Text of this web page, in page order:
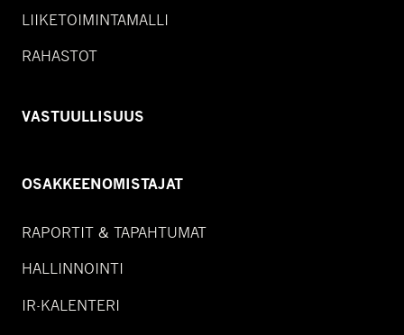
LIIKETOIMINTAMALLI
RAHASTOT
VASTUULLISUUS
OSAKKEENOMISTAJAT
RAPORTIT & TAPAHTUMAT
HALLINNOINTI
IR-KALENTERI